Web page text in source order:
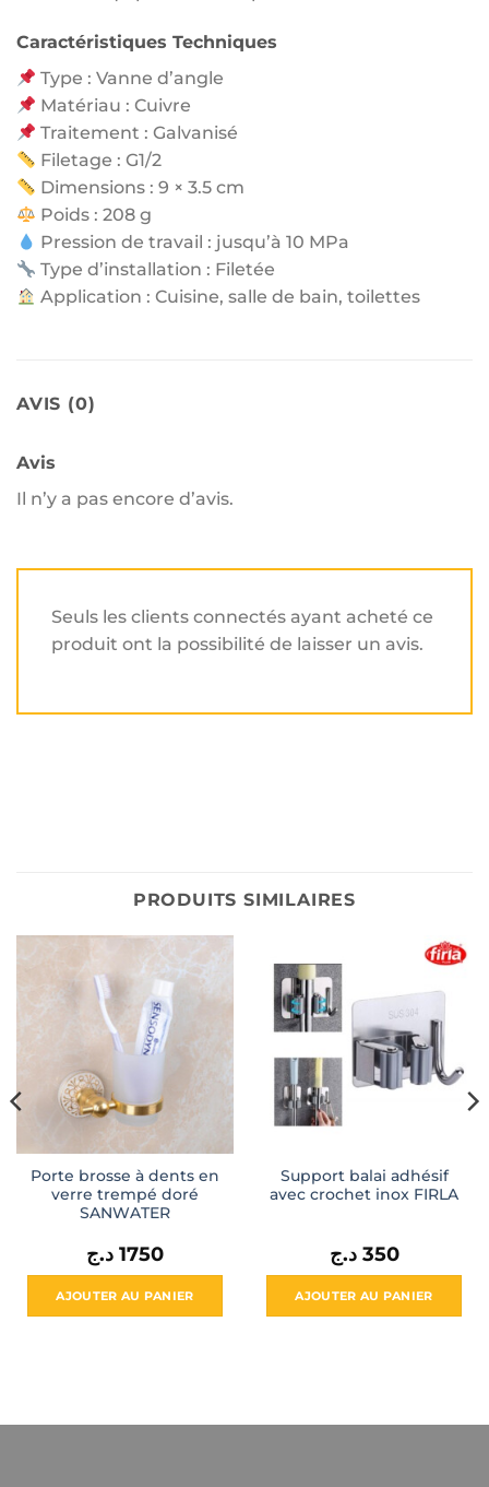
Caractéristiques Techniques
Type : Vanne d’angle
Matériau : Cuivre
Traitement : Galvanisé
Filetage : G1/2
Dimensions : 9 × 3.5 cm
Poids : 208 g
Pression de travail : jusqu’à 10 MPa
Type d’installation : Filetée
Application : Cuisine, salle de bain, toilettes
AVIS (0)
Avis
Il n’y a pas encore d’avis.
Seuls les clients connectés ayant acheté ce
produit ont la possibilité de laisser un avis.
PRODUITS SIMILAIRES
Porte brosse à dents en
verre trempé doré
SANWATER
1750 د.ج
AJOUTER AU PANIER
Support balai adhésif
avec crochet inox FIRLA
350 د.ج
AJOUTER AU PANIER